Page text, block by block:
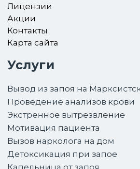
Лицензии
Акции
Контакты
Карта сайта
Услуги
Вывод из запоя на
Проведение анализов крови
Экстренное вытрезвление
Мотивация пациента
Вызов нарколога на дом
Детоксикация при запое